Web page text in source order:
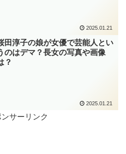
2025.01.21
田淳子の娘が女優で芸能人とい
のはデマ？長女の写真や画像
？
2025.01.21
ンサーリンク